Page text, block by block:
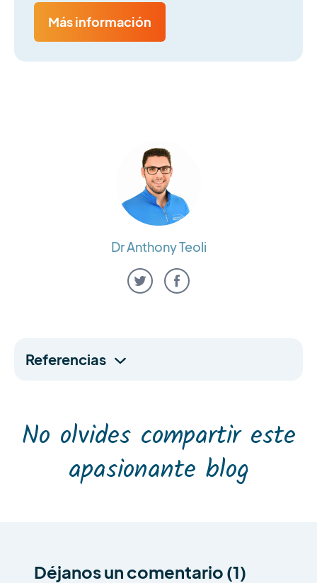
Más información
Dr Anthony Teoli
Referencias
No olvides compartir este
apasionante blog
Déjanos un comentario (1)